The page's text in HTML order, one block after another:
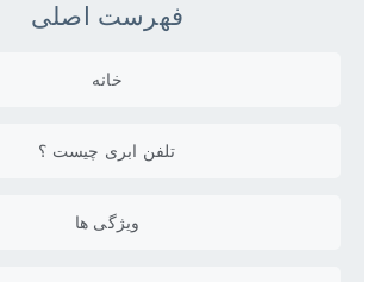
فهرست اصلی
خانه
تلفن ابری چیست ؟
ویژگی ها